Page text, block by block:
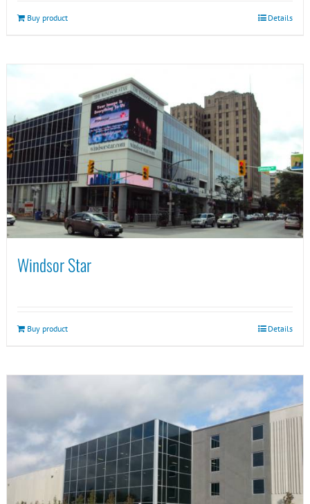
Buy product Details
Windsor Star
Buy product Details